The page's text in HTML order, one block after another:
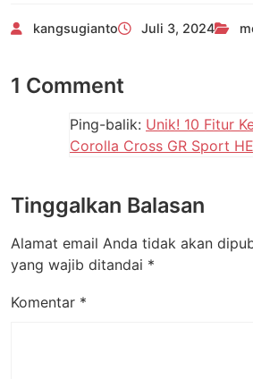
kangsugianto Juli 3, 2024
1 Comment
Ping-balik: Unik! 10 Fitur
Corolla Cross GR Sport
Tinggalkan Balasan
Alamat email Anda tidak akan
yang wajib ditandai *
Komentar *